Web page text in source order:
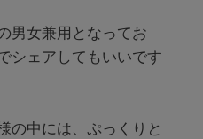
男女兼用となってお
シェアしてもいいです
の中には、ぷっくりと